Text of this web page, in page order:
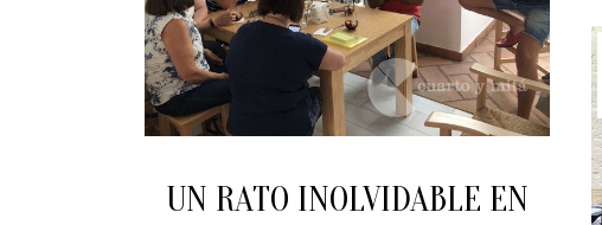
UN RATO INOLVIDABLE EN